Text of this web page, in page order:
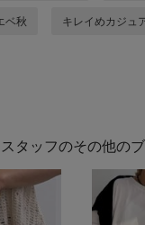
ベ秋 キレイめカジュ
スタッフのその他の